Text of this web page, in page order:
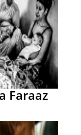
Faraaz